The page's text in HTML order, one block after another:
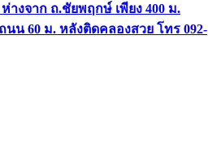
งจาก ถ.ชัยพฤกษ์ เพียง 400 ม.
น 60 ม. หลังติดคลองสวย โทร 092-